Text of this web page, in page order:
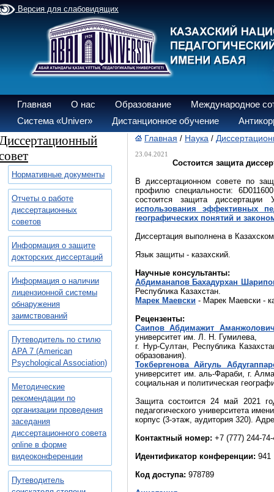
Версия для слабовидящих
Главная О нас Образование
Международное
Система «Univer»
Дистанционное обучение
Нормативные документы
Отчеты о работе
диссертационных
советов
Информация о защите
докторских диссертаций
Информация о наличии
лицензионной системы
обнаружения
заимствований
Путеводитель по стилю
APA 7 (American
Psychological Association)
Методические
рекомендации по
организации проведения
заседания
диссертационного совета
online в форме
видеоконференции
Путеводитель
Главная / Наука /
23.04.2021
Состоится защита
В диссертационном совете по
профилю специальности:
состоится защита
использования эффективных
географических понятий и
Диссертация выполнена в
Язык защиты - казахский.
Научные консультанты:
Абдиманапов Бахадурхан
Республика Казахстан.
Марек Маевски - Марек Маевски -
Рецензенты:
Саипов Абдимажит
университет им. Л. Н. Гумилева,
г. Нур-Султан, Республика
образования).
Токбергенова Айгуль
университет им. аль-Фараби, г.
социальная и политическая
Защита состоится 24 май 2021
педагогического университета
корпус (3-этаж, аудитория 320).
Контактный номер: +7 (777) 244-
Идентификатор конференции: 941
Код доступа: 978789